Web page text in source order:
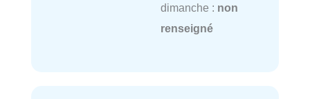
dimanche : non
renseigné